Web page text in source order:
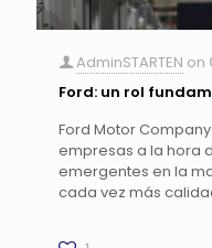
AdminSTARTEN on
Ford: un rol
Ford Motor
empresas a la hora
emergentes en la
cada vez más